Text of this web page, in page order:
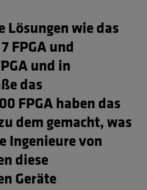
Lösungen wie das
FPGA und
und in
das
FPGA haben das
dem gemacht, was
Ingenieure von
diese
Geräte